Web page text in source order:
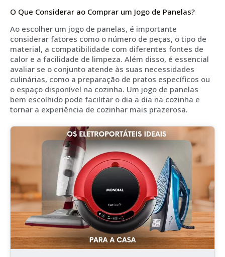
O Que Considerar ao Comprar um Jogo de Panelas?
Ao escolher um jogo de panelas, é importante
considerar fatores como o número de peças, o tipo de
material, a compatibilidade com diferentes fontes de
calor e a facilidade de limpeza. Além disso, é essencial
avaliar se o conjunto atende às suas necessidades
culinárias, como a preparação de pratos específicos ou
o espaço disponível na cozinha. Um jogo de panelas
bem escolhido pode facilitar o dia a dia na cozinha e
tornar a experiência de cozinhar mais prazerosa.